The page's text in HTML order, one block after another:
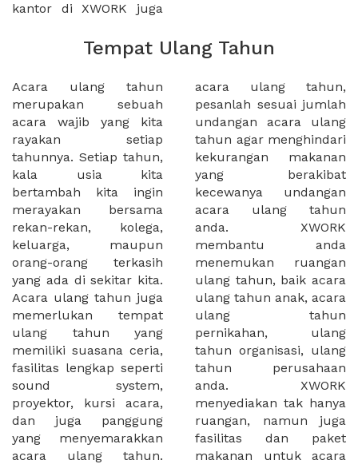
kantor di XWORK juga
Tempat Ulang Tahun
Acara ulang tahun
merupakan sebuah
acara wajib yang kita
rayakan setiap
tahunnya. Setiap tahun,
kala usia kita
bertambah kita ingin
merayakan bersama
rekan-rekan, kolega,
keluarga, maupun
orang-orang terkasih
yang ada di sekitar kita.
Acara ulang tahun juga
memerlukan tempat
ulang tahun yang
memiliki suasana ceria,
fasilitas lengkap seperti
sound system,
proyektor, kursi acara,
dan juga panggung
yang menyemarakkan
acara ulang tahun.
acara ulang tahun,
pesanlah sesuai jumlah
undangan acara ulang
tahun agar menghindari
kekurangan makanan
yang berakibat
kecewanya undangan
acara ulang tahun
anda. XWORK
membantu anda
menemukan ruangan
ulang tahun, baik acara
ulang tahun anak, acara
ulang tahun
pernikahan, ulang
tahun organisasi, ulang
tahun perusahaan
anda. XWORK
menyediakan tak hanya
ruangan, namun juga
fasilitas dan paket
makanan untuk acara